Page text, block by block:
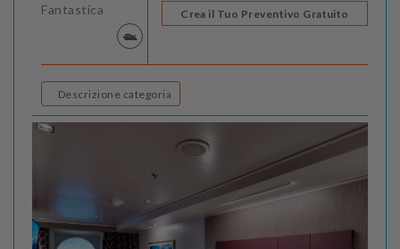
Fantastica
Crea il Tuo Preventivo Gratuito
Descrizione categoria